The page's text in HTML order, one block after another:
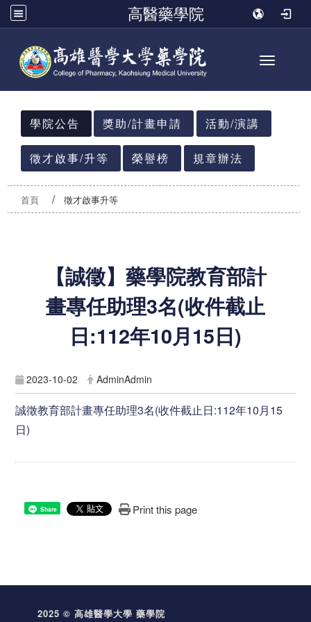
高醫藥學院
Toggle
:::
學院公告
獎助/計畫申請 活動/演講
徵才啟事/升等 榮譽榜 規章辦法
首頁 徵才啟事升等
【誠徵】藥學院教育部計
畫專任助理3名(收件截止
日:112年10月15日)
2023-10-02 AdminAdmin
誠徵教育部計畫專任助理3名(收件截止日:112年10月15
日)
Share Print this page
2025 © 高雄醫學大學 藥學院